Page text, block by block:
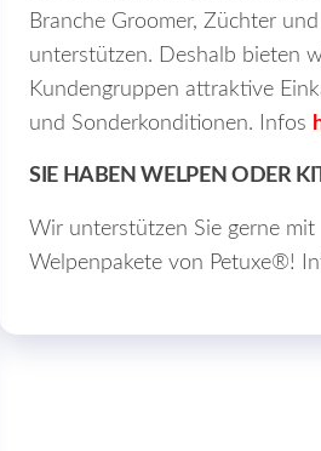
Branche Groomer, Züchter
unterstützen. Deshalb bieten
Kundengruppen attraktive
und Sonderkonditionen. Infos
SIE HABEN WELPEN ODER
Wir unterstützen Sie gerne mit
Welpenpakete von Petuxe®!